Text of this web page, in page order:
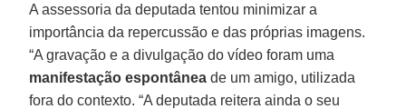
A assessoria da deputada tentou minimizar a
importância da repercussão e das próprias imagens.
“A gravação e a divulgação do vídeo foram uma
manifestação espontânea de um amigo, utilizada
fora do contexto. “A deputada reitera ainda o seu